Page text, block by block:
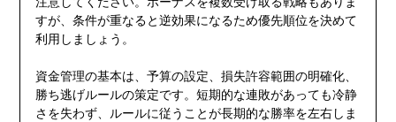
すが、条件が重なると逆効果になるため優先順位を決めて
利用しましょう。
資金管理の基本は、予算の設定、損失許容範囲の明確化、
勝ち逃げルールの策定です。短期的な連敗があっても冷静
さを失わず、ルールに従うことが長期的な勝率を左右しま